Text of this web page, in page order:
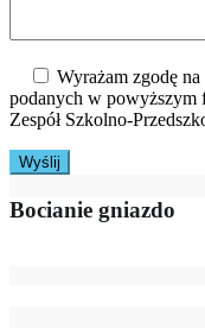
Wyrażam zgodę
podanych w powyższym
Zespół Szkolno-
Bocianie gniazdo